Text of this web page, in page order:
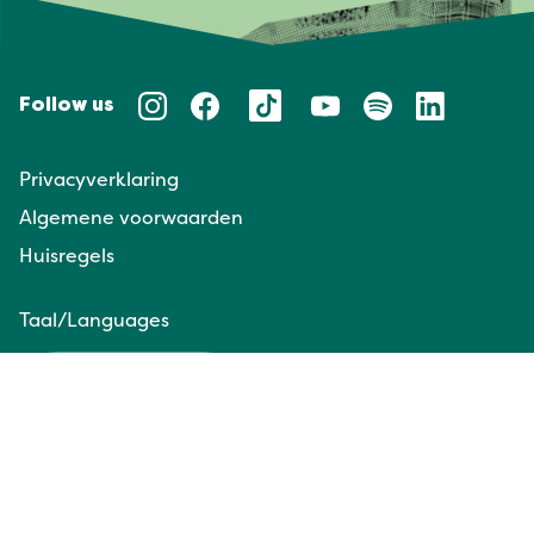
Follow us
Privacyverklaring
Algemene voorwaarden
Huisregels
Taal/Languages